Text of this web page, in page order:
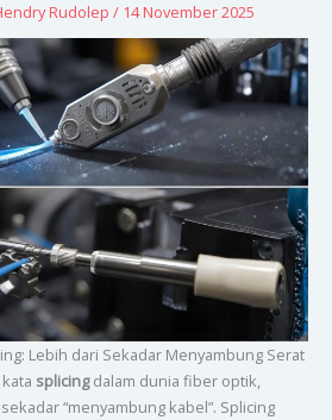
Rudolep / 14 November 2025
Lebih dari Sekadar Menyambung Serat
splicingdalam dunia fiber optik,
“menyambung kabel”. Splicing